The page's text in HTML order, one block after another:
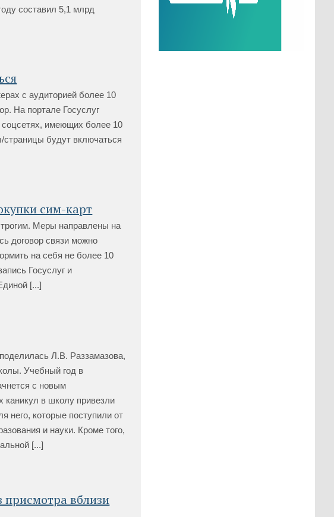
составил 5,1 млрд
с аудиторией более 10
На портале Госуслуг
соцсетях, имеющих более 10
будут включаться
сим-карт
Меры направлены на
договор связи можно
на себя не более 10
Госуслуг и
[...]
Л.В. Раззамазова,
Учебный год в
с новым
каникул в школу привезли
него, которые поступили от
и науки. Кроме того,
[...]
присмотра вблизи